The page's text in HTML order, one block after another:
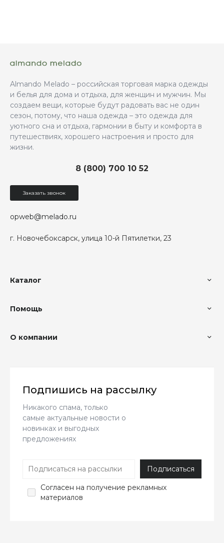
Almando Melado – российская торговая марка одежды
и белья для дома и отдыха, для женщин и мужчин. Мы
создаем вещи, которые будут радовать вас не один
сезон, потому, что наша одежда – это одежда для
уютного сна и отдыха, гармонии в быту и комфорта в
путешествиях, хорошего настроения и просто для
жизни.
г. Новочебоксарск, улица 10-й Пятилетки, 23
8 (800) 700 10 52
opweb@melado.ru
Заказать звонок
Каталог
Помощь
О компании
Подпишись на рассылку
Никакого спама, только
самые актуальные новости о
новинках и выгодных
предложениях
Согласен на получение рекламных
материалов